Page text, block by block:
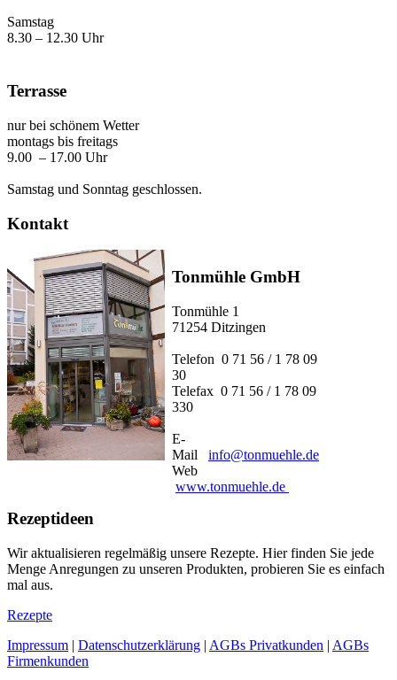
Samstag
8.30 – 12.30 Uhr
Terrasse
nur bei schönem Wetter
montags bis freitags
9.00 – 17.00 Uhr
Samstag und Sonntag geschlossen.
Kontakt
Tonmühle GmbH
Tonmühle 1
71254 Ditzingen
Telefon 0 71 56 / 1 78 09
30
Telefax 0 71 56 / 1 78 09
330
E-
Mail
info@tonmuehle.de
Web
www.tonmuehle.de
Rezeptideen
Wir aktualisieren regelmäßig unsere Rezepte. Hier finden Sie jede
Menge Anregungen zu unseren Produkten, probieren Sie es einfach
mal aus.
Rezepte
Impressum | Datenschutzerklärung | AGBs Privatkunden | AGBs
Firmenkunden